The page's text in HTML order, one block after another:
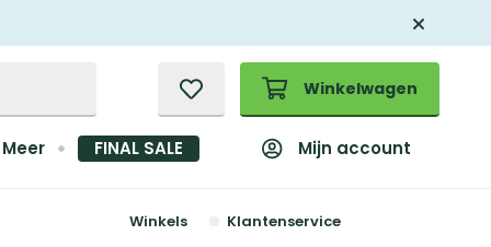
Winkelwagen
Meer FINAL SALE Mijn account
Winkels Klantenservice